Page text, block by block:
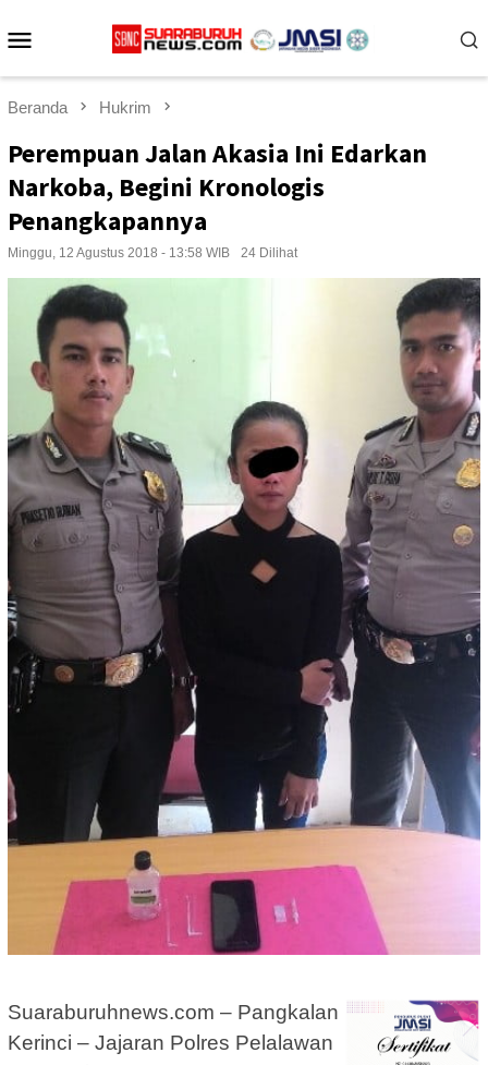
ke
Beranda Hukrim
Perempuan Jalan Akasia Ini Edarkan
Narkoba, Begini Kronologis
Penangkapannya
Minggu, 12 Agustus 2018 - 13:58 WIB 24 Dilihat
Suaraburuhnews.com – Pangkalan
Kerinci – Jajaran Polres Pelalawan